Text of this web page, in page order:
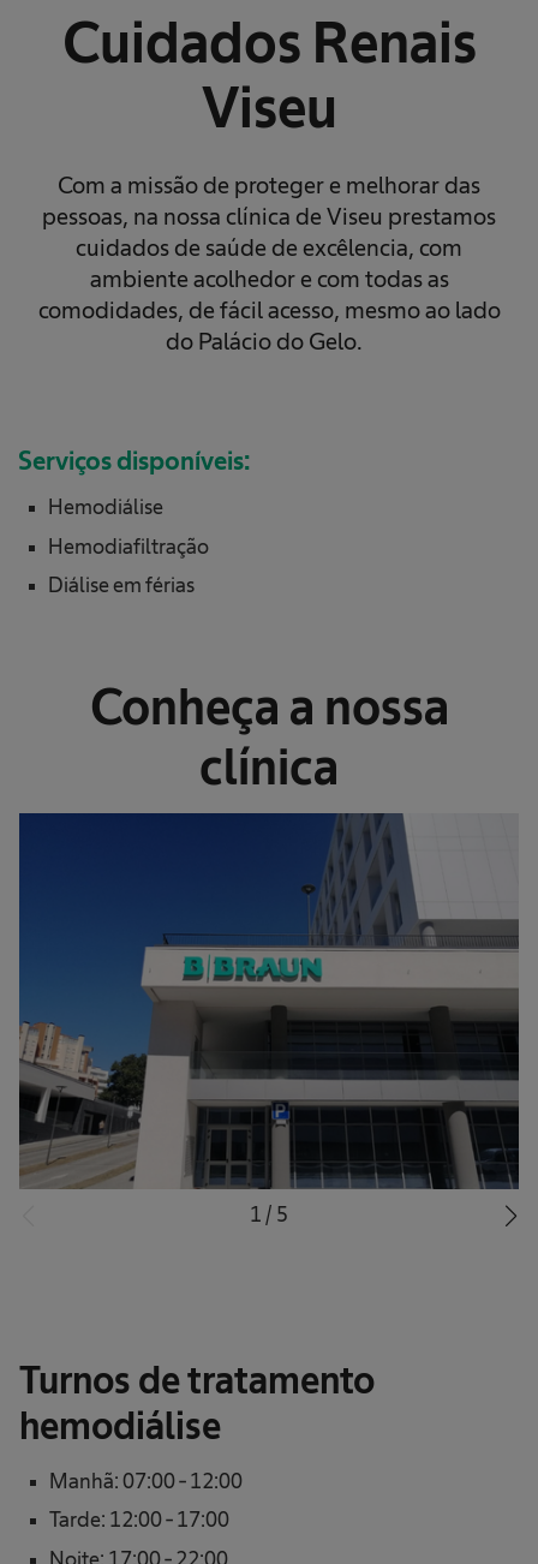
Cuidados Renais
Viseu
Com a missão de proteger e melhorar das
pessoas, na nossa clínica de Viseu prestamos
cuidados de saúde de excêlencia, com
ambiente acolhedor e com todas as
comodidades, de fácil acesso, mesmo ao lado
do Palácio do Gelo.
Serviços disponíveis:
Hemodiálise
Hemodiafiltração
Diálise em férias
Conheça a nossa
clínica
1 / 5
Turnos de tratamento
hemodiálise
Manhã: 07:00 - 12:00
Tarde: 12:00 - 17:00
Noite: 17:00 - 22:00